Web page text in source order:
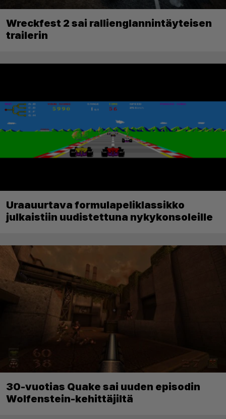
Wreckfest 2 sai rallienglannintäyteisen
trailerin
Uraauurtava formulapeliklassikko
julkaistiin uudistettuna nykykonsoleille
30-vuotias Quake sai uuden episodin
Wolfenstein-kehittäjiltä